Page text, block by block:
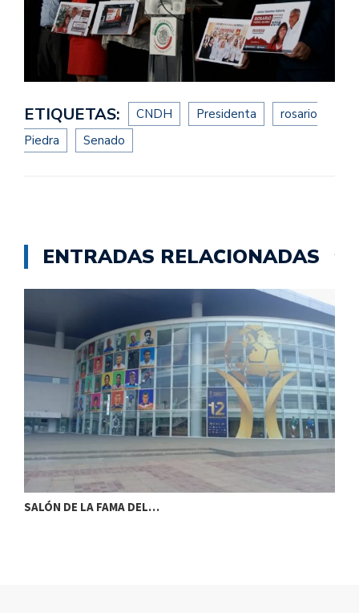
ETIQUETAS: CNDH Presidenta
rosario
Piedra
Senado
ENTRADAS RELACIONADAS
SALÓN DE LA FAMA DEL…